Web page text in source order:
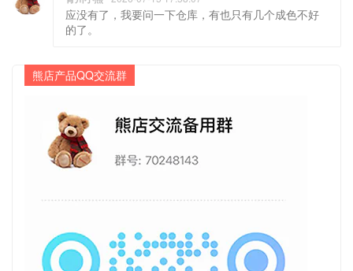
应没有了，我要问一下仓库，有也只有几个成色不好
的了。
熊店产品QQ交流群